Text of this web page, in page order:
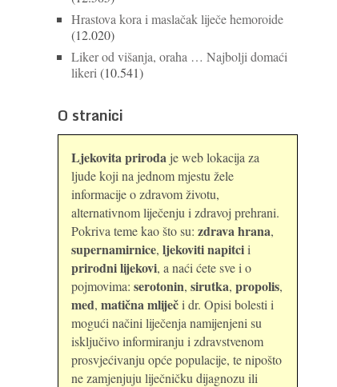
Hrastova kora i maslačak liječe hemoroide
(12.020)
Liker od višanja, oraha … Najbolji domaći
likeri (10.541)
O stranici
Ljekovita priroda je web lokacija za
ljude koji na jednom mjestu žele
informacije o zdravom životu,
alternativnom liječenju i zdravoj prehrani.
Pokriva teme kao što su: zdrava hrana,
supernamirnice, ljekoviti napitcii
prirodni lijekovi, a naći ćete sve i o
pojmovima: serotonin, sirutka, propolis,
med, matična mliječi dr. Opisi bolesti i
mogući načini liječenja namijenjeni su
isključivo informiranju i zdravstvenom
prosvjećivanju opće populacije, te nipošto
ne zamjenjuju liječničku dijagnozu ili